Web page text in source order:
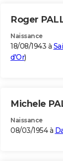
Roger
Naissance
18/08/1943 à
d'Or)
Michele
Naissance
08/03/1954 à